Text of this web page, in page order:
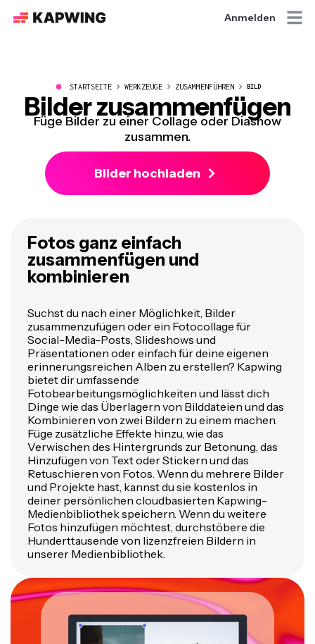
Anmelden
● STARTSEITE WERKZEUGE ZUSAMMENFÜHREN BILD
Bilder zusammenfügen
Füge Bilder zu einer Collage oder Diashow
zusammen.
Bilder hochladen
Fotos ganz einfach
zusammenfügen und
kombinieren
Suchst du nach einer Möglichkeit, Bilder
zusammenzufügen oder ein Fotocollage für
Social-Media-Posts, Slideshows und
Präsentationen oder einfach für deine eigenen
erinnerungsreichen Alben zu erstellen? Kapwing
bietet dir umfassende
Fotobearbeitungsmöglichkeiten und lässt dich
Dinge wie das Überlagern von Bilddateien und das
Kombinieren von zwei Bildern zu einem machen.
Füge zusätzliche Effekte hinzu, wie das
Verwischen des Hintergrunds zur Betonung, das
Hinzufügen von Text oder Stickern und das
Retuschieren von Fotos. Wenn du mehrere Bilder
und Projekte hast, kannst du sie kostenlos in
deiner persönlichen cloudbasierten Kapwing-
Medienbibliothek speichern. Wenn du weitere
Fotos hinzufügen möchtest, durchstöbere die
Hunderttausende von lizenzfreien Bildern in
unserer Medienbibliothek.